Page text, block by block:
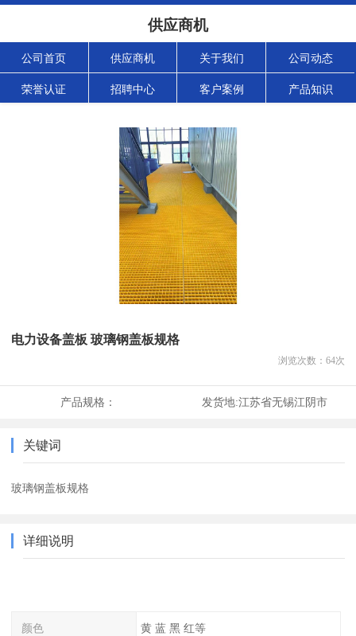
供应商机
公司首页 供应商机 关于我们 公司动态
荣誉认证 招聘中心 客户案例 产品知识
电力设备盖板 玻璃钢盖板规格
浏览次数： 64次
产品规格： 发货地:江苏省无锡江阴市
关键词
玻璃钢盖板规格
详细说明
颜色 黄 蓝 黑 红等